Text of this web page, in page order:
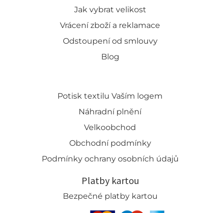
Jak vybrat velikost
Vrácení zboží a reklamace
Odstoupení od smlouvy
Blog
Potisk textilu Vaším logem
Náhradní plnění
Velkoobchod
Obchodní podmínky
Podmínky ochrany osobních údajů
Platby kartou
Bezpečné platby kartou